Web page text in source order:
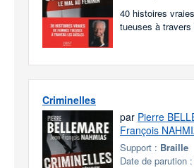
40 histoires
tueuses à
Criminelles
par Pierre
François
Support : Braille
Date de parution :